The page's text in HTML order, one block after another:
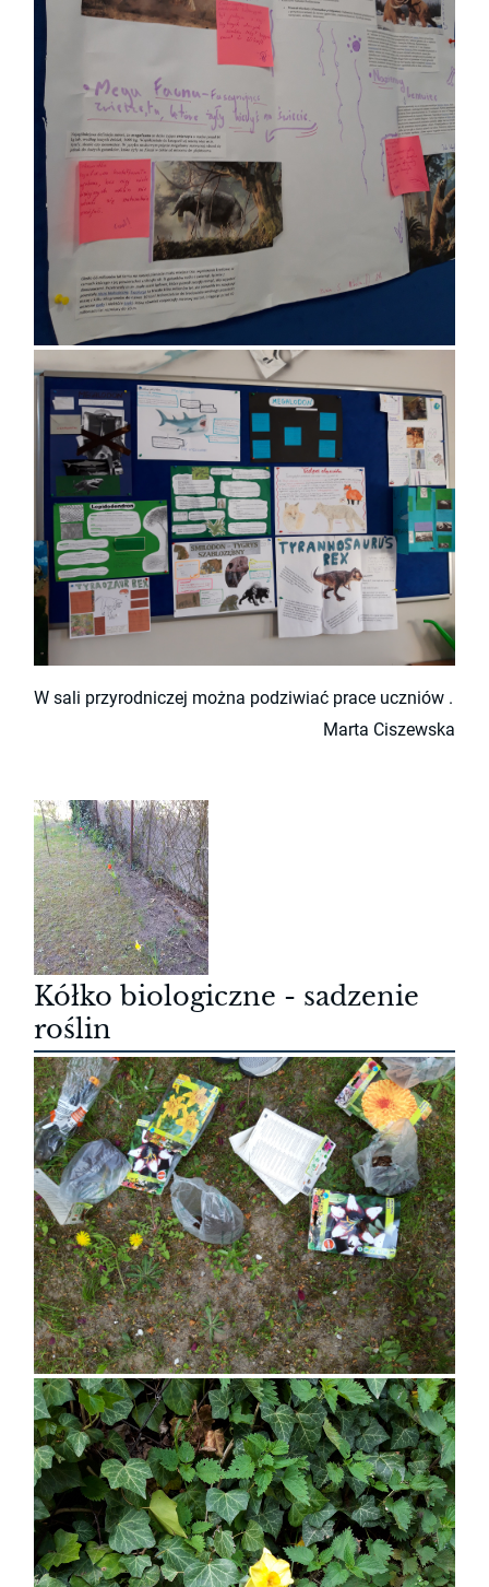
W sali przyrodniczej można podziwiać prace uczniów .
Marta Ciszewska
Kółko biologiczne - sadzenie
roślin